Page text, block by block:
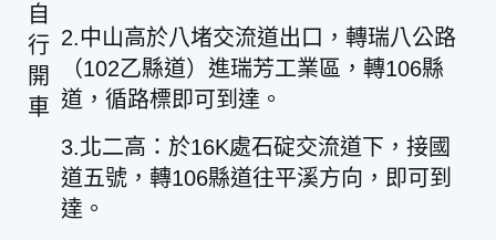
自
行
開
車
2.中山高於八堵交流道出口，轉瑞八公路
（102乙縣道）進瑞芳工業區，轉106縣
道，循路標即可到達。
3.北二高：於16K處石碇交流道下，接國
道五號，轉106縣道往平溪方向，即可到
達。